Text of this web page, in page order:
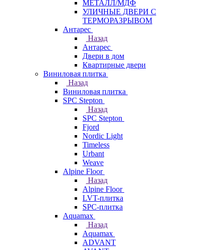
МЕТАЛЛ/МДФ
УЛИЧНЫЕ ДВЕРИ С
ТЕРМОРАЗРЫВОМ
Антарес
Назад
Антарес
Двери в дом
Квартирные двери
Виниловая плитка
Назад
Виниловая плитка
SPC Stepton
Назад
SPC Stepton
Fjord
Nordic Light
Timeless
Urbant
Weave
Alpine Floor
Назад
Alpine Floor
LVT-плитка
SPC-плитка
Aquamax
Назад
Aquamax
ADVANT